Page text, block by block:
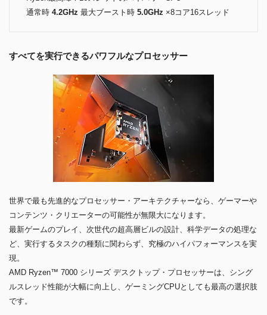
通常時 4.2GHz 最大ブースト時 5.0GHz ×8コア16スレッド
すべてを実行できるパワフルなプロセッサー
世界で最も先進的なプロセッサー・アーキテクチャーなら、ゲーマーや
コンテンツ・クリエーターの可能性が無限大になります。
最新ゲームのプレイ、次世代の超高層ビルの設計、科学データの処理な
ど、実行するタスクの種類に関わらず、究極のハイパフォーマンスを実
現。
AMD Ryzen™ 7000 シリーズ デスクトップ・プロセッサーは、シング
ルスレッド性能が大幅に向上し、ゲーミングCPUとしても最高の選択肢
です。